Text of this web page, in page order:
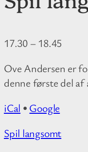
17.30– 18.45
Ove Andersen er
denne første del
iCal • Google
M
Spil langsomt